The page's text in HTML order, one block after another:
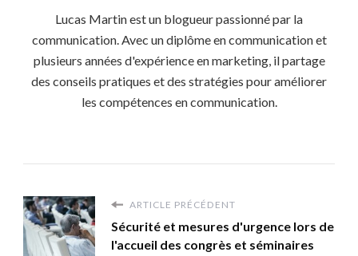
Lucas Martin est un blogueur passionné par la
communication. Avec un diplôme en communication et
plusieurs années d'expérience en marketing, il partage
des conseils pratiques et des stratégies pour améliorer
les compétences en communication.
ARTICLE PRÉCÉDENT
Sécurité et mesures d'urgence lors de
l'accueil des congrès et séminaires